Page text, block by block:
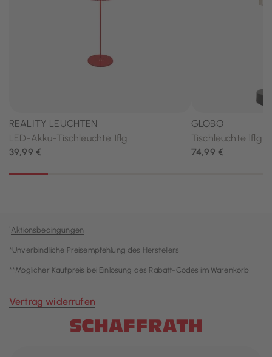
¹Aktionsbedingungen
*Unverbindliche Preisempfehlung des Herstellers
**Möglicher Kaufpreis bei Einlösung des Rabatt-Codes im Warenkorb
Vertrag widerrufen